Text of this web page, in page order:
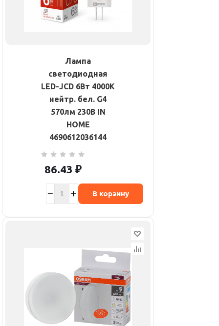
Лампа
светодиодная
LED-JCD 6Вт 4000К
нейтр. бел. G4
570лм 230В IN
HOME
4690612036144
86.43 ₽
В корзину